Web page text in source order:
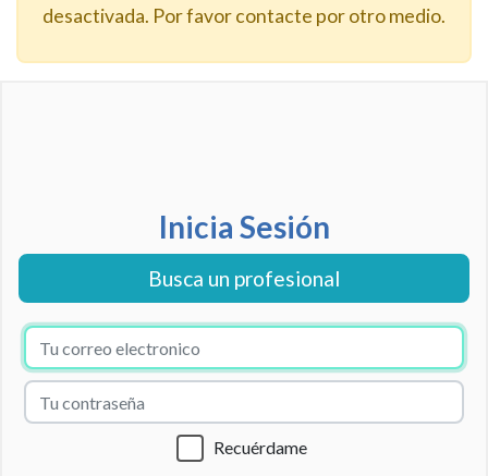
desactivada. Por favor contacte por otro medio.
Inicia Sesión
Busca un profesional
Recuérdame